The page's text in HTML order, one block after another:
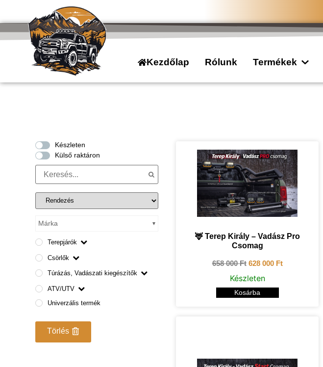
Kezdőlap Rólunk Termékek
Készleten
Külső raktáron
Márka
Terepjárók
Csörlők
Túrázás, Vadászati kiegészítők
ATV/UTV
Univerzális termék
Törlés
🦌 Terep Király – Vadász Pro
Csomag
658 000Ft 628 000 Ft
Készleten
Kosárba